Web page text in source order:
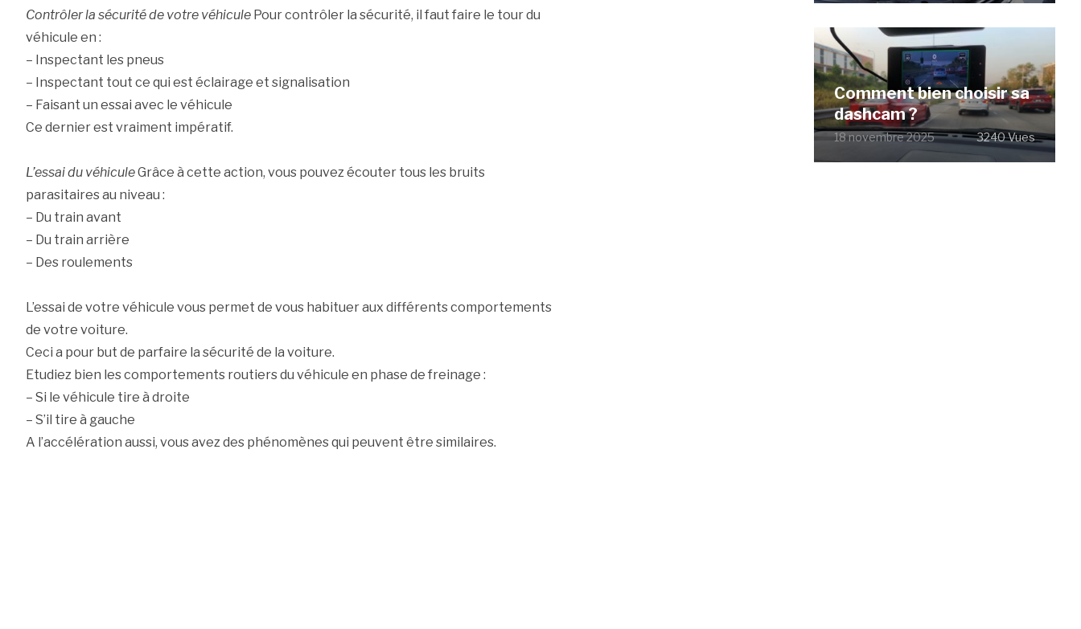
Contrôler la sécurité de votre véhiculePour contrôler la sécurité, il faut faire le tour du
véhicule en :
– Inspectant les pneus
– Inspectant tout ce qui est éclairage et signalisation
– Faisant un essai avec le véhicule
Ce dernier est vraiment impératif.
L’essai du véhiculeGrâce à cette action, vous pouvez écouter tous les bruits
parasitaires au niveau :
– Du train avant
– Du train arrière
– Des roulements
L’essai de votre véhicule vous permet de vous habituer aux différents comportements
de votre voiture.
Ceci a pour but de parfaire la sécurité de la voiture.
Etudiez bien les comportements routiers du véhicule en phase de freinage :
– Si le véhicule tire à droite
– S’il tire à gauche
A l’accélération aussi, vous avez des phénomènes qui peuvent être similaires.
Comment bien choisir sa
dashcam ?
18 novembre 2025 3240 Vues